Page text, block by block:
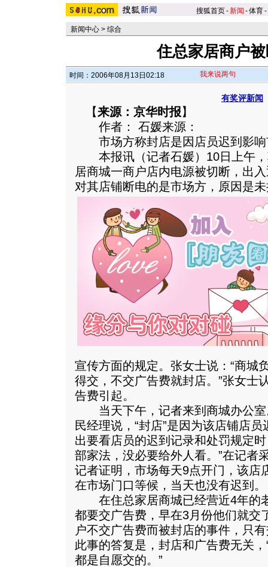
搜狐首页-新闻 -体育-
新闻中心 > 综合
住总家居商户
时间：2006年08月13日02:18 我来说两句
有奖评新闻
【来源：京华时报】
作者： 石媛来源：
市场方称封店是因店员迟到影响
本报讯（记者石媛）10日上午，
居商城一商户店内电源被切断，出
对其店铺断电的是市场方，原因是
宣传方面的规定。张女士说：“商城
得交，不交广告费就封店。”张女士
告费引起。
当天下午，记者来到商城办公室
民经理说，“封店”是因为该店铺店
出要看店员的迟到记录和处罚规定
部家法，没必要给外人看。”在记者
记者证明，市场每天9点开门，该店
在市场门口等候，当天也没有迟到。
在住总家居商城已经营近4年的
都要交广告费，早在3月份他们就交
户不交广告费而被封店的事件，只
此事的答复是，封店和广告费无关
都是自愿交的。”